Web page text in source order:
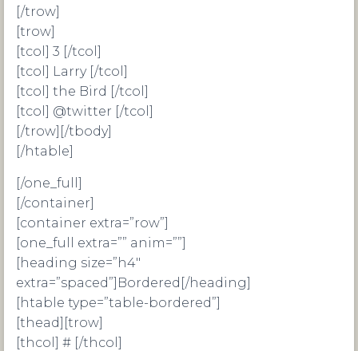
[/trow]
[trow]
[tcol] 3 [/tcol]
[tcol] Larry [/tcol]
[tcol] the Bird [/tcol]
[tcol] @twitter [/tcol]
[/trow][/tbody]
[/htable]
[/one_full]
[/container]
[container extra=”row”]
[one_full extra=”” anim=””]
[heading size=”h4″
extra=”spaced”]Bordered[/heading]
[htable type=”table-bordered”]
[thead][trow]
[thcol] # [/thcol]